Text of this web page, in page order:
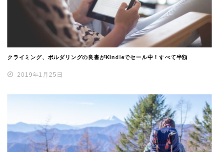
クライミング、ボルダリングの良書がKindleでセール中！すべて半額
2019年1月25日